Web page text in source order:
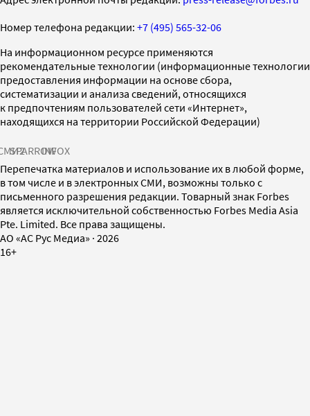
Номер телефона редакции: +7 (495) 565-32-06
На информационном ресурсе применяются
рекомендательные технологии (информационные технологии
предоставления информации на основе сбора,
систематизации и анализа сведений, относящихся
к предпочтениям пользователей сети «Интернет»,
находящихся на территории Российской Федерации)
SPARROWINFOX
Перепечатка материалов и использование их в любой форме,
в том числе и в электронных СМИ, возможны только с
письменного разрешения редакции. Товарный знак Forbes
является исключительной собственностью Forbes Media Asia
Pte. Limited. Все права защищены.
AO «АС Рус Медиа» · 2026
16+